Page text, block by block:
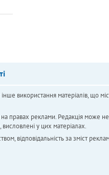
використання матеріалів, що
правах реклами. Редакція може не
у цих матеріалах.
відповідальність за зміст